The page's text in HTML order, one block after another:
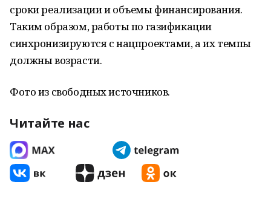
сроки реализации и объемы финансирования.
Таким образом, работы по газификации
синхронизируются с нацпроектами, а их темпы
должны возрасти.
Фото из свободных источников.
Читайте нас